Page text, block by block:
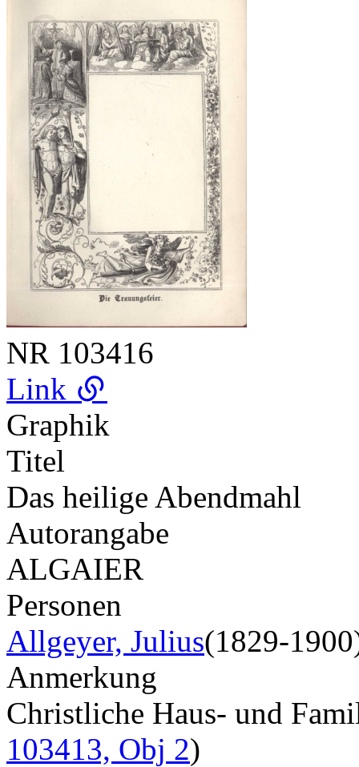
NR 103416
Link
Graphik
Titel
Das heilige Abendmahl
Autorangabe
ALGAIER
Personen
Allgeyer, Julius(1829-
Anmerkung
Christliche Haus- und
103413, Obj 2)